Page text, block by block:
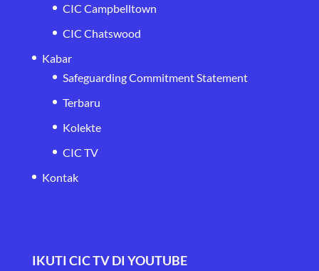
CIC Campbelltown
CIC Chatswood
Kabar
Safeguarding Commitment Statement
Terbaru
Kolekte
CIC TV
Kontak
IKUTI CIC TV DI YOUTUBE